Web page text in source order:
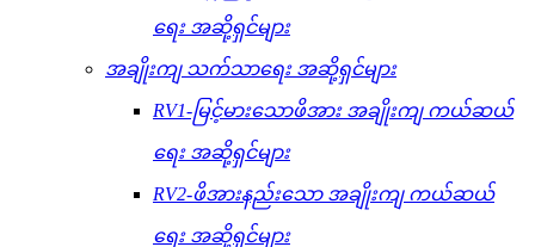
ရေး အဆို့ရှင်များ
အချိုးကျ သက်သာရေး အဆို့ရှင်များ
RV1-မြင့်မားသောဖိအား အချိုးကျ ကယ်ဆယ်
ရေး အဆို့ရှင်များ
RV2-ဖိအားနည်းသော အချိုးကျ ကယ်ဆယ်
ရေး အဆို့ရှင်များ